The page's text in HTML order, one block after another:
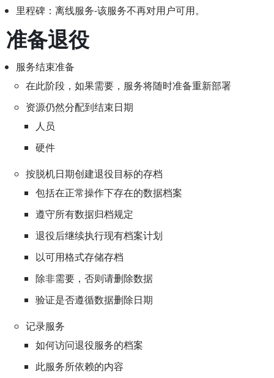
里程碑：离线服务-该服务不再对用户可用。
准备退役
服务结束准备
在此阶段，如果需要，服务将随时准备重新部署
资源仍然分配到结束日期
人员
硬件
按脱机日期创建退役目标的存档
包括在正常操作下存在的数据档案
遵守所有数据归档规定
退役后继续执行现有档案计划
以可用格式存储存档
除非需要，否则请删除数据
验证是否遵循数据删除日期
记录服务
如何访问退役服务的档案
此服务所依赖的内容